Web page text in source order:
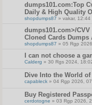
dumps101.com:Top
Daily & High Quality
shopdumps87 » vakar, 12:44
dumps101.com>/
Cloned Cards Dumps
shopdumps87 » 05 Rgp
I can not choose a
Calderg » 30 Rgs 2024,
Dive Into the World
capableck » 04 Rgp 2026,
Buy Registered
cerdotogne » 03 Rgp 2026,